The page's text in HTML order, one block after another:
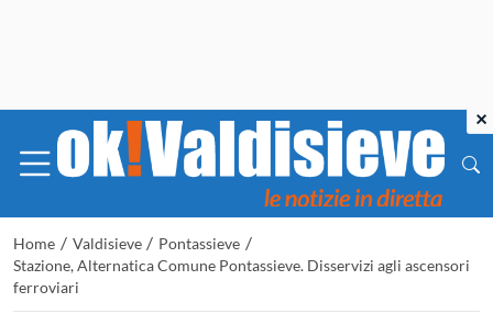
Home / Valdisieve / Pontassieve /
Stazione, Alternatica Comune Pontassieve. Disservizi agli ascensori
ferroviari
×